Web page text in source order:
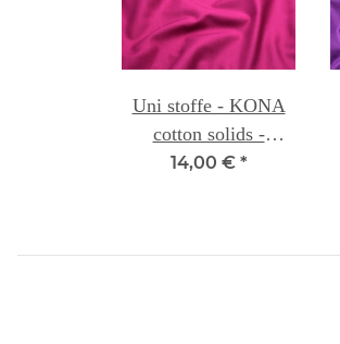
Uni stoffe - KONA
cotton solids -
CERISE 049
14,00 € *